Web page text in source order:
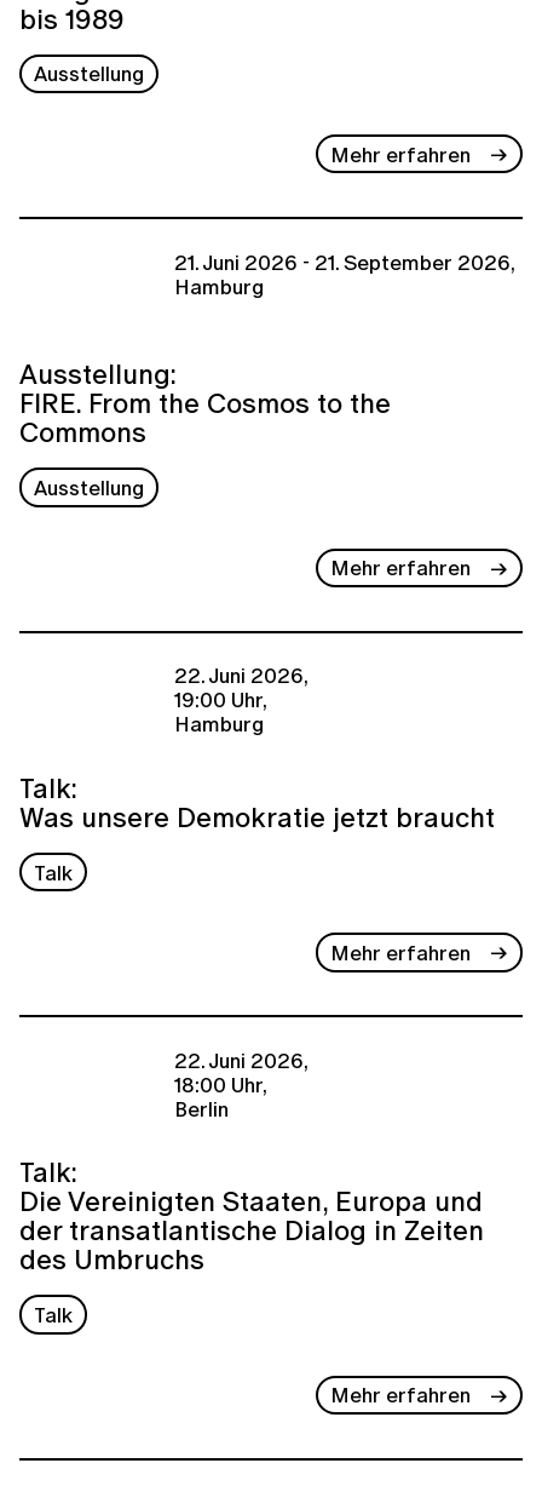
bis 1989
Ausstellung
Mehr erfahren
21. Juni 2026 - 21. September 2026,
Hamburg
Ausstellung:
FIRE. From the Cosmos to the
Commons
Ausstellung
Mehr erfahren
22. Juni 2026,
19:00 Uhr,
Hamburg
Talk:
Was unsere Demokratie jetzt braucht
Talk
Mehr erfahren
22. Juni 2026,
18:00 Uhr,
Berlin
Talk:
Die Vereinigten Staaten, Europa und
der transatlantische Dialog in Zeiten
des Umbruchs
Talk
Mehr erfahren